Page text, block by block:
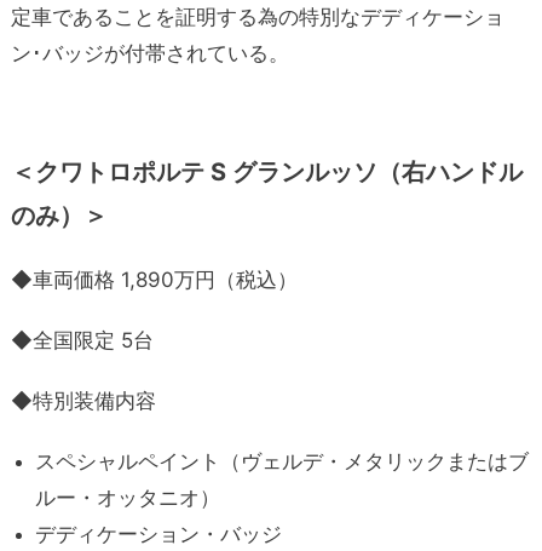
定車であることを証明する為の特別なデディケーショ
ン･バッジが付帯されている。
＜クワトロポルテ S グランルッソ（右ハンドル
のみ）＞
◆車両価格 1,890万円（税込）
◆全国限定 5台
◆特別装備内容
スペシャルペイント（ヴェルデ・メタリックまたはブ
ルー・オッタニオ）
デディケーション・バッジ